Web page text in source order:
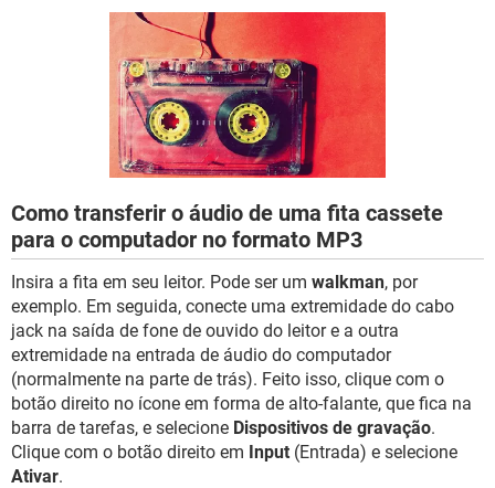
Como transferir o áudio de uma fita cassete
para o computador no formato MP3
Insira a fita em seu leitor. Pode ser um walkman, por
exemplo. Em seguida, conecte uma extremidade do cabo
jack na saída de fone de ouvido do leitor e a outra
extremidade na entrada de áudio do computador
(normalmente na parte de trás). Feito isso, clique com o
botão direito no ícone em forma de alto-falante, que fica na
barra de tarefas, e selecione Dispositivos de gravação.
Clique com o botão direito em Input (Entrada) e selecione
Ativar.